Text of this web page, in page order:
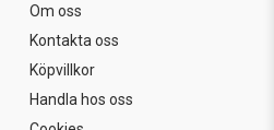
Om oss
Kontakta oss
Köpvillkor
Handla hos oss